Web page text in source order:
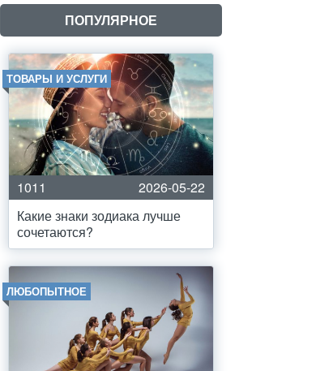
ПОПУЛЯРНОЕ
ТОВАРЫ И УСЛУГИ
1011
2026-05-22
Какие знаки зодиака лучше
сочетаются?
ЛЮБОПЫТНОЕ